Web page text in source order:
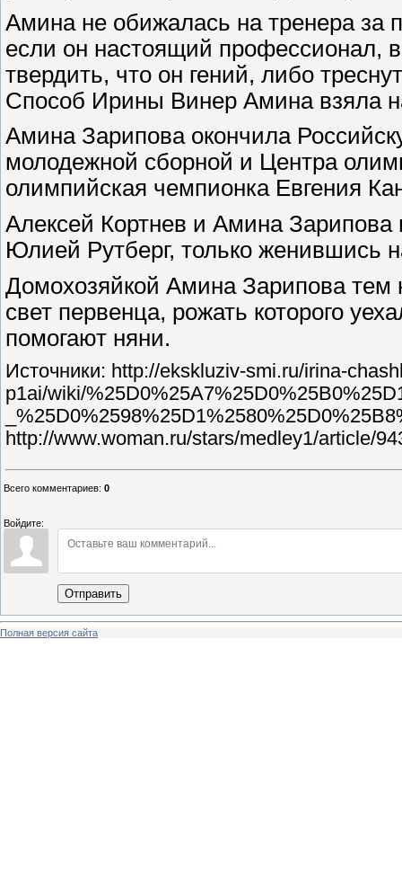
Амина не обижалась на тренера за
если он настоящий профессионал,
твердить, что он гений, либо
Способ Ирины Винер Амина взяла
Амина Зарипова окончила
молодежной сборной и Центра
олимпийская чемпионка Евгения
Алексей Кортнев и Амина Зарипова
Юлией Рутберг, только женившись
Домохозяйкой Амина Зарипова тем
свет первенца, рожать которого
помогают няни.
Источники: http://ekskluziv-smi.ru/irina-
p1ai/wiki/
http://www.woman.ru/stars/medley1/article/
Всего комментариев: 0
Войдите:
Отправить
Полная версия сайта